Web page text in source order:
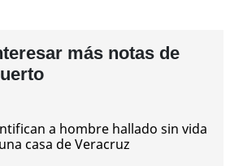
más notas de
a hombre hallado sin vida
casa de Veracruz